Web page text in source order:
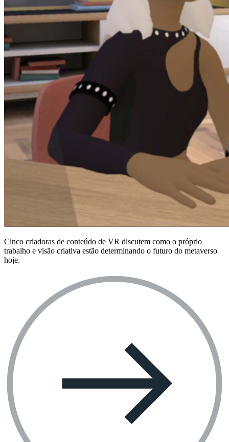
Cinco criadoras de conteúdo de VR discutem como o próprio
trabalho e visão criativa estão determinando o futuro do metaverso
hoje.